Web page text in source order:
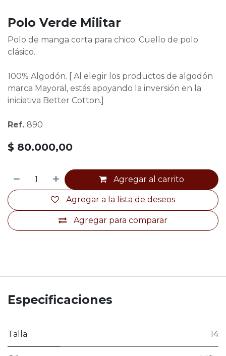
Polo Verde Militar
Polo de manga corta para chico. Cuello de polo
clásico.
100% Algodón. [ Al elegir los productos de algodón
marca Mayoral, estás apoyando la inversión en la
iniciativa Better Cotton.]
Ref. 890
$ 80.000,00
Agregar al carrito
Agregar para comparar
Agregar a la lista de deseos
Especificaciones
Talla 14